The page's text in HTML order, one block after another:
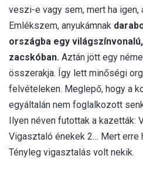
veszi-e vagy sem, mert ha igen,
Emlékszem, anyukámnak
országba egy
zacskóban. Aztán jött egy
összerakja. Így lett minőségi
felvételeken. Meglepő, hogy a
egyáltalán nem foglalkozott
Ilyen néven futottak a kazetták:
Vigasztaló énekek 2… Mert erre
Tényleg vigasztalás volt nekik.